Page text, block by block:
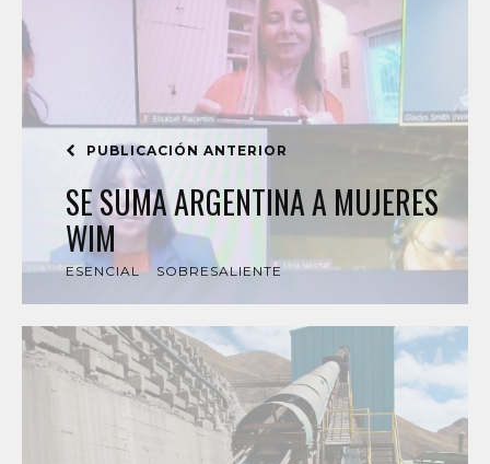
PUBLICACIÓN ANTERIOR
SE SUMA ARGENTINA A MUJERES
WIM
ESENCIAL SOBRESALIENTE